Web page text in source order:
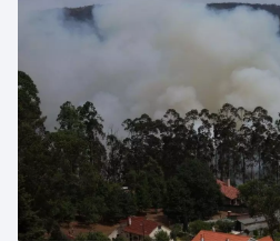
Taparse la boca, amarilla